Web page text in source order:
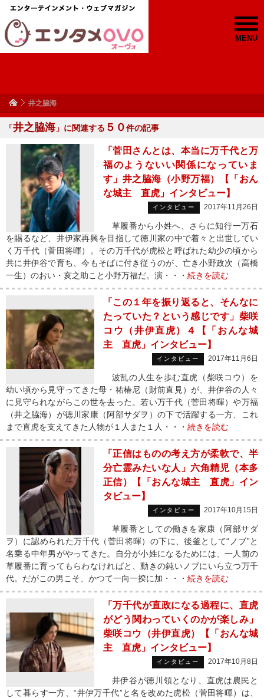
MENU
井之脇海
「井之脇海 」に関連する ５０件の記事
「菅田さんとは、本当に万千代と万
福のようないい関係になっていま
す」井之脇海（小野万福）【「おん
な城主 直虎」インタビュー】
インタビュー 2017年11月26日
草履番から小姓へ、さらに知行一万石
を賜るなど、井伊家再興を目指して徳川家の中で着々と出世してい
く万千代（菅田将暉）。その万千代が虎松と呼ばれた幼少の頃から
共に井伊谷で育ち、今もそばに付き従うのが、亡き小野政次（高橋
一生）のおい・亥之助こと小野万福だ。演・・・ 続きを読む
「この１年を振り返ると、そんなに
たっていた？という感じです」柴咲
コウ（井伊直虎）４【「おんな城
主 直虎」インタビュー】
インタビュー 2017年11月6日
波乱の人生を歩む直虎（柴咲コウ）を
幼い頃から見守ってきた母・祐椿尼（財前直見）が、井伊谷の人々
に見守られながらこの世を去った。若い万千代（菅田将暉）や万福
（井之脇海）が徳川家康（阿部サダヲ）の下で活躍する一方、これ
まで直虎を支えてきた人物が１人また１人・・・ 続きを読む
「正信はものの考え方が柔軟で、半
分亡霊みたいな人」六角精児（本多
正信）【「おんな城主 直虎」イン
タビュー】
インタビュー 2017年10月15日
草履番としての働きを家康（阿部サダ
ヲ）に認められた万千代（菅田将暉）の下に、後釜として“ノブ”と
名乗る中年男がやってきた。自分が小姓になるためには、一人前の
草履番に育ってもらわなければと、動きの鈍いノブにいら立つ万千
代。だがこの男こそ、かつて一向一揆に加・・・ 続きを読む
「万千代が直政になる過程に、直虎
がどう関わっていくのかが楽しみ」
柴咲コウ（井伊直虎）【「おんな城
主 直虎」インタビュー】
インタビュー 2017年10月8日
井伊谷が徳川領となり、直虎は農民と
して暮らす一方、“井伊万千代”と名を改めた虎松（菅田将暉）は、